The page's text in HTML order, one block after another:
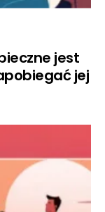
jest
jej